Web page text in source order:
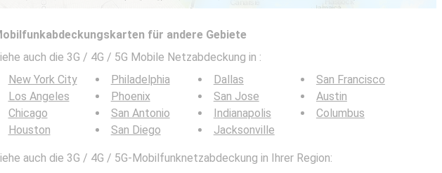
für andere Gebiete
auch die 3G / 4G / 5G Mobile Netzabdeckung in :
New York City
Los Angeles
Chicago
Houston
Philadelphia
Phoenix
San Antonio
San Diego
Dallas
San Jose
Indianapolis
Jacksonville
San Francisco
Austin
Columbus
auch die 3G / 4G / 5G-Mobilfunknetzabdeckung in Ihrer Region: